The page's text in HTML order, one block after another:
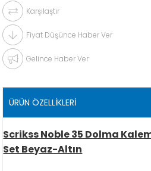
Karşılaştır
Fiyat Düşünce Haber Ver
Gelince Haber Ver
ÜRÜN ÖZELLIKLERI
Scrikss Noble 35 Dolma
Set Beyaz-Altın